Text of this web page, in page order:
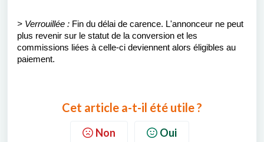
> Verrouillée : Fin du délai de carence. L'annonceur ne peut
plus revenir sur le statut de la conversion et les
commissions liées à celle-ci deviennent alors éligibles au
paiement.
Cet article a-t-il été utile ?
Non Oui